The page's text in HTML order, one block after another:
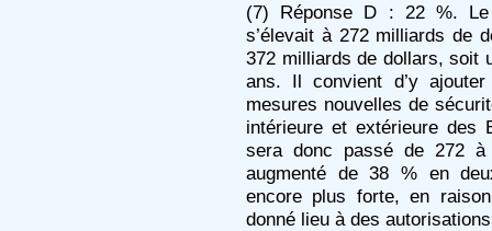
(7) Réponse D : 22 %.
s’élevait à 272 milliards de
372 milliards de dollars, soit
ans. Il convient d’y
mesures nouvelles de
intérieure et extérieure des
sera donc passé de 272
augmenté de 38 % en
encore plus forte, en
donné lieu à des